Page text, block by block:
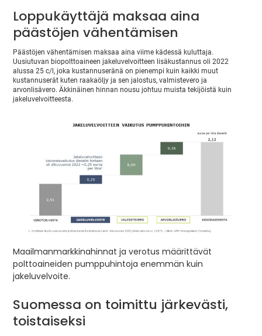
Loppukäyttäjä maksaa aina
päästöjen vähentämisen
Päästöjen vähentämisen maksaa aina viime kädessä kuluttaja.
Uusiutuvan biopolttoaineen jakeluvelvoitteen lisäkustannus oli 2022
alussa 25 c/l, joka kustannuseränä on pienempi kuin kaikki muut
kustannuserät kuten raakaöljy ja sen jalostus, valmistevero ja
arvonlisävero. Äkkinäinen hinnan nousu johtuu muista tekijöistä kuin
jakeluvelvoitteesta.
Maailmanmarkkinahinnat ja verotus määrittävät
polttoaineiden pumppuhintoja enemmän kuin
jakeluvelvoite.
Suomessa on toimittu järkevästi,
toistaiseksi